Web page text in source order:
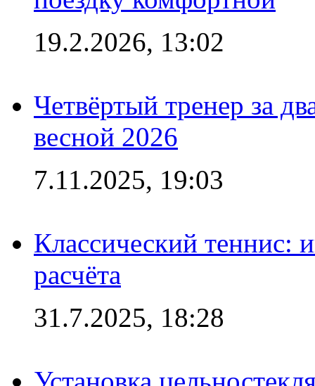
19.2.2026, 13:02
Четвёртый тренер за
весной 2026
7.11.2025, 19:03
Классический теннис:
расчёта
31.7.2025, 18:28